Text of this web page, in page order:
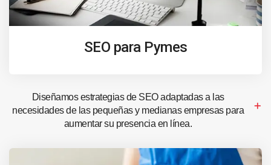
SEO para Pymes
Diseñamos estrategias de SEO adaptadas a las
necesidades de las pequeñas y medianas empresas para
aumentar su presencia en línea.